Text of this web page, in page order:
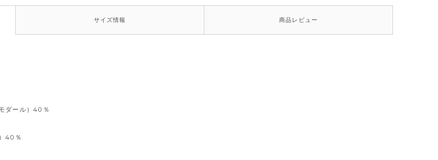
サイズ情報 商品 レビュー
ダール）40％
40％